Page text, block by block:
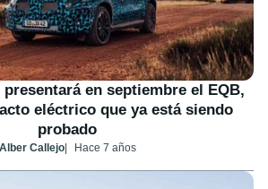
presentará en septiembre el EQB,
eléctrico que ya está siendo
probado
Alber Callejo Hace 7 años